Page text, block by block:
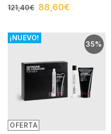
121,40€ 88,60€
35%
OFERTA
¡NUEVO!